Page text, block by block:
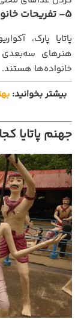
5- تفریحات خانوادگی
پاتایا پارک،
خانواده‌ها هستند.
بیشتر بخوانید:
جهنم پاتایا